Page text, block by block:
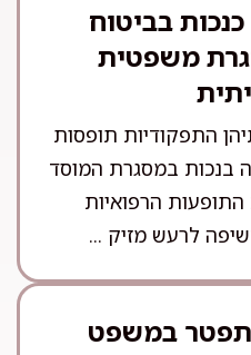
בביטוח
משפטית
התפקודיות תופסות
בנכות במסגרת המוסד
הרפואיות
לרעש מזיק ...
במשפט